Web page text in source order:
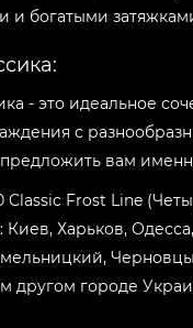
и богатыми
- это идеальное
с
вам
Classic Frost Line
Киев, Харьков,
другом городе